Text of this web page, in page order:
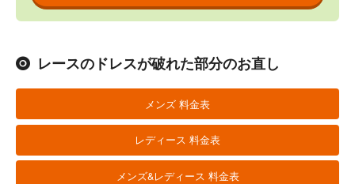
レースのドレスが破れた部分のお直し
メンズ 料金表
レディース 料金表
メンズ&レディース 料金表